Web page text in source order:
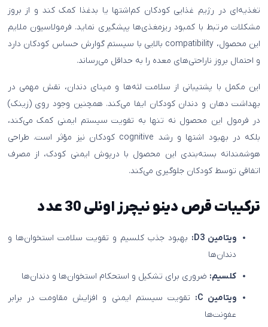
تغذیه‌ای در رژیم غذایی کودکان کم‌اشتها یا بدغذا کمک کند و از بروز
مشکلات مرتبط با کمبود ریزمغذی‌ها پیشگیری نماید. فرمولاسیون ملایم
این محصول، compatibility بالایی با سیستم گوارش حساس کودکان دارد
و احتمال بروز ناراحتی‌های معده را به حداقل می‌رساند.
این مکمل با پشتیبانی از سلامت لثه‌ها و مینای دندان، نقش مهمی در
بهداشت دهان و دندان کودکان ایفا می‌کند. همچنین وجود روی (زینک)
در فرمول این محصول نه تنها به تقویت سیستم ایمنی کمک می‌کند،
بلکه در بهبود اشتها و رشد cognitive کودکان نیز مؤثر است. طراحی
هوشمندانه بسته‌بندی این محصول با درپوش ایمنی کودک، از مصرف
اتفاقی توسط کودکان جلوگیری می‌کند.
ترکیبات قرص دینو نیچرز اونلی 30 عدد
ویتامین D3:
بهبود جذب کلسیم و تقویت سلامت استخوان‌ها و
دندان‌ها
کلسیم: ضروری برای تشکیل و استحکام استخوان‌ها و دندان‌ها
ویتامین C:
تقویت سیستم ایمنی و افزایش مقاومت در برابر
عفونت‌ها